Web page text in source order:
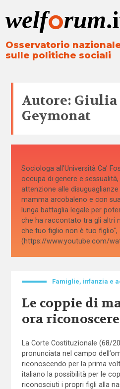
Osservatorio
sulle politiche sociali
Autore: Giulia
Geymonat
Sociologa all’Università Ca’
occupa di genere e
attenzione alle
mamma arcobaleno e con
lunga battaglia legale per
che ha raccontato tra gli altri
che tuo figlio non è tuo figlio",
(https://www.youtube.com/
Famiglie, infanzia e
Le coppie di
ora
La Corte Costituzionale (68/
pronunciata nel campo
riconoscendo per la prima
italiano la possibilità per le
riconosciuti i propri figli alla